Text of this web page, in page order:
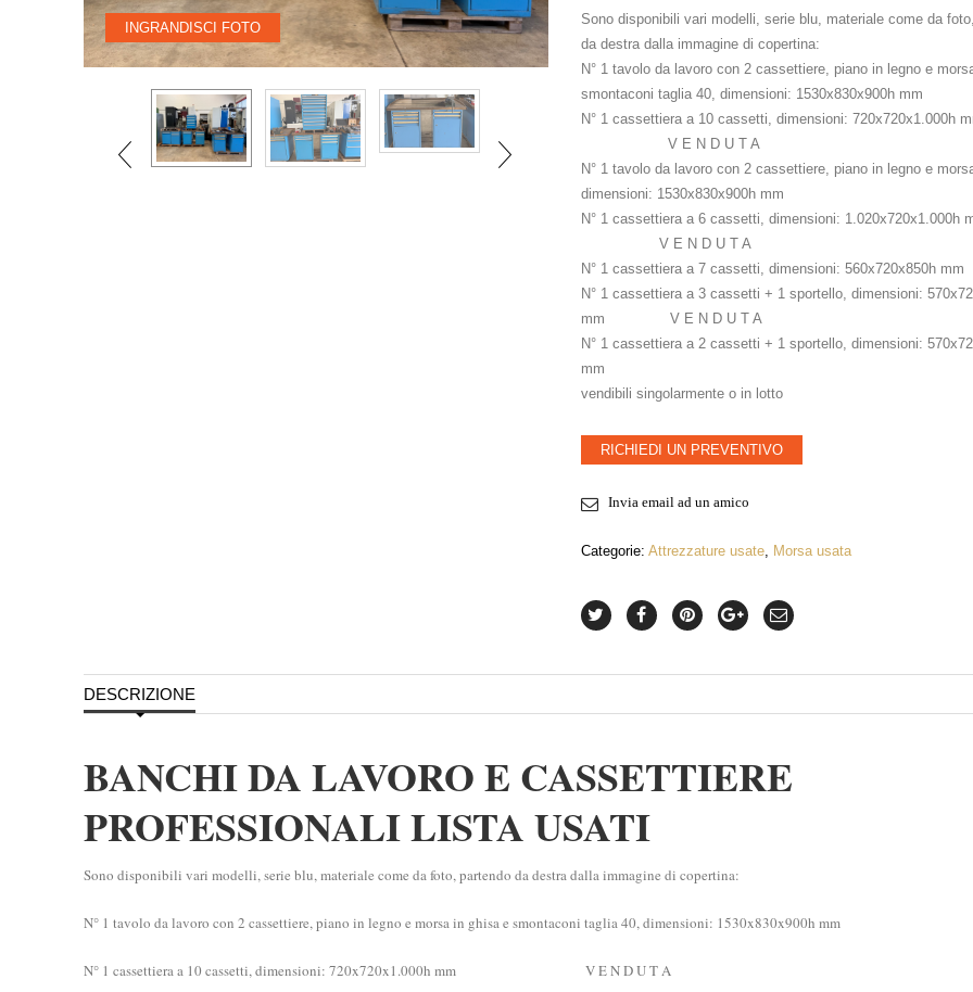
INGRANDISCI FOTO INGRANDISCI FOTO
Sono disponibili vari modelli, serie blu, materiale come da
da destra dalla immagine di copertina:
N° 1 tavolo da lavoro con 2 cassettiere, piano in legno e
smontaconi taglia 40, dimensioni: 1530x830x900h mm
N° 1 cassettiera a 10 cassetti, dimensioni:
V E N D U T A
N° 1 tavolo da lavoro con 2 cassettiere, piano in legno e
dimensioni: 1530x830x900h mm
N° 1 cassettiera a 6 cassetti, dimensioni:
V E N D U T A
N° 1 cassettiera a 7 cassetti, dimensioni: 560x720x850h mm
N° 1 cassettiera a 3 cassetti + 1 sportello, dimensioni:
mm V E N D U T A
N° 1 cassettiera a 2 cassetti + 1 sportello, dimensioni:
mm
vendibili singolarmente o in lotto
RICHIEDI UN PREVENTIVO
Invia email ad un amico
Categorie: Attrezzature usate, Morsa usata
DESCRIZIONE
BANCHI DA LAVORO E CASSETTIERE
PROFESSIONALI LISTA USATI
Sono disponibili vari modelli, serie blu, materiale come da foto, partendo da destra dalla immagine di copertina:
N° 1 tavolo da lavoro con 2 cassettiere, piano in legno e morsa in ghisa e smontaconi taglia 40, dimensioni: 1530x830x900h mm
N° 1 cassettiera a 10 cassetti, dimensioni: 720x720x1.000h mm V E N D U T A